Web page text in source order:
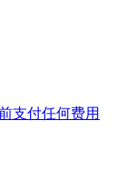
支付任何费用